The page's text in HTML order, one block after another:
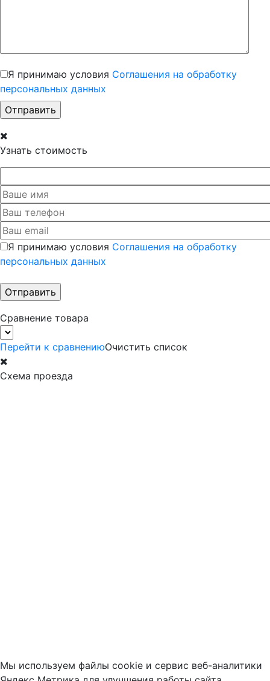
Я принимаю условия Соглашения на обработку
персональных данных
Узнать стоимость
Я принимаю условия Соглашения на обработку
персональных данных
Сравнение товара
Перейти к сравнениюОчистить список
Схема проезда
Мы используем файлы cookie и сервис веб-аналитики